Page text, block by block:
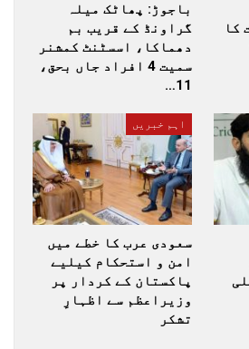
کا
باجوڑ: پھاٹک میلہ
گراونڈ کے قریب بم
دھماکا، اسسٹنٹ کمشنر
سمیت 4 افراد جاں بحق،
11…
اہم خبریں
سعودی عرب کا خطے میں
امن و استحکام کیلیے
پاکستان کے کردار پر
وزیراعظم سے اظہارِ
تشکر